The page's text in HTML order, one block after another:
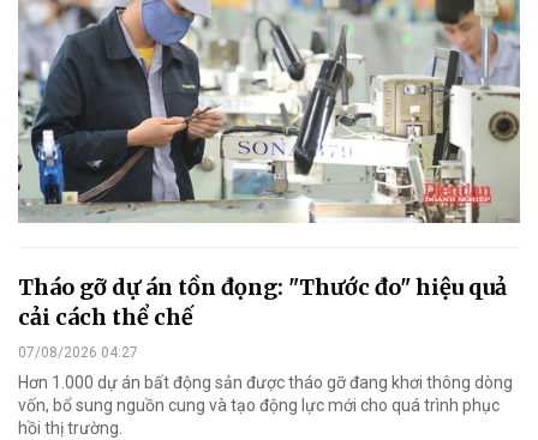
Tháo gỡ dự án tồn đọng: "Thước đo" hiệu quả
cải cách thể chế
07/08/2026 04:27
Hơn 1.000 dự án bất động sản được tháo gỡ đang khơi thông dòng
vốn, bổ sung nguồn cung và tạo động lực mới cho quá trình phục
hồi thị trường.